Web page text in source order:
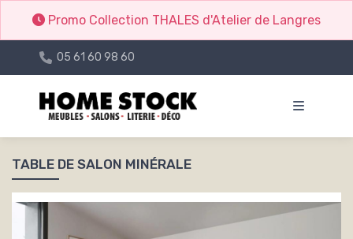
Promo Collection THALES d'Atelier de Langres
05 61 60 98 60
TABLE DE SALON MINÉRALE